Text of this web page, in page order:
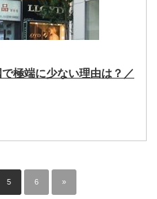
極端に少ない理由は？／
5 6 »